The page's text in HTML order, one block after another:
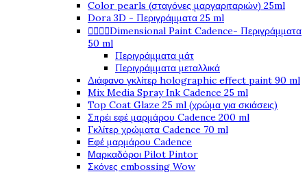
Color pearls (σταγόνες μαργαριταριών) 25ml
Dora 3D - Περιγράμματα 25 ml
Dimensional Paint Cadence- Περιγράμματα
50 ml
Περιγράμματα μάτ
Περιγράμματα μεταλλικά
Διάφανο γκλίτερ holographic effect paint 90 ml
Mix Media Spray Ink Cadence 25 ml
Top Coat Glaze 25 ml (χρώμα για σκιάσεις)
Σπρέι εφέ μαρμάρου Cadence 200 ml
Γκλίτερ χρώματα Cadence 70 ml
Εφέ μαρμάρου Cadence
Μαρκαδόροι Pilot Pintor
Σκόνες embossing Wow